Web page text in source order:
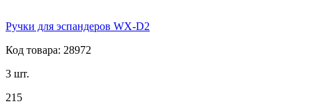
Ручки для эспандеров WX-D2
Код товара: 28972
3 шт.
215